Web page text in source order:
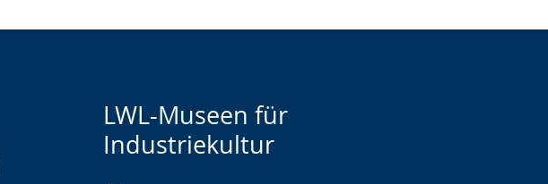
LWL-Museen für
Industriekultur